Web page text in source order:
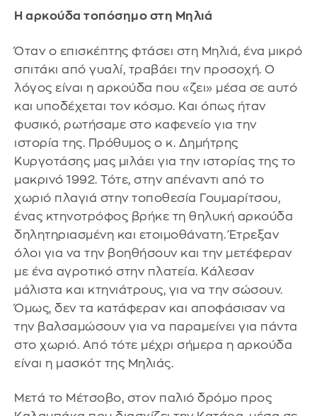
Η αρκούδα τοπόσημο στη Μηλιά
Όταν ο επισκέπτης φτάσει στη Μηλιά, ένα μικρό
σπιτάκι από γυαλί, τραβάει την προσοχή. Ο
λόγος είναι η αρκούδα που «ζει» μέσα σε αυτό
και υποδέχεται τον κόσμο. Και όπως ήταν
φυσικό, ρωτήσαμε στο καφενείο για την
ιστορία της. Πρόθυμος ο κ. Δημήτρης
Κυργοτάσης μας μιλάει για την ιστορίας της το
μακρινό 1992. Τότε, στην απέναντι από το
χωριό πλαγιά στην τοποθεσία Γουμαρίτσου,
ένας κτηνοτρόφος βρήκε τη θηλυκή αρκούδα
δηλητηριασμένη και ετοιμοθάνατη. Έτρεξαν
όλοι για να την βοηθήσουν και την μετέφεραν
με ένα αγροτικό στην πλατεία. Κάλεσαν
μάλιστα και κτηνιάτρους, για να την σώσουν.
Όμως, δεν τα κατάφεραν και αποφάσισαν να
την βαλσαμώσουν για να παραμείνει για πάντα
στο χωριό. Από τότε μέχρι σήμερα η αρκούδα
είναι η μασκότ της Μηλιάς.
Μετά το Μέτσοβο, στον παλιό δρόμο προς